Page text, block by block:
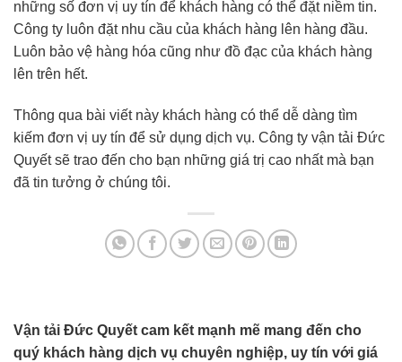
những số đơn vị uy tín để khách hàng có thể đặt niềm tin.
Công ty luôn đặt nhu cầu của khách hàng lên hàng đầu.
Luôn bảo vệ hàng hóa cũng như đồ đạc của khách hàng
lên trên hết.
Thông qua bài viết này khách hàng có thể dễ dàng tìm
kiếm đơn vị uy tín để sử dụng dịch vụ. Công ty vận tải Đức
Quyết sẽ trao đến cho bạn những giá trị cao nhất mà bạn
đã tin tưởng ở chúng tôi.
Vận tải Đức Quyết cam kết mạnh mẽ mang đến cho
quý khách hàng dịch vụ chuyên nghiệp, uy tín với giá